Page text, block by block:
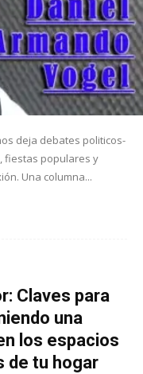
deja debates politicos-
fiestas populares y
Una columna...
Claves para
una
los espacios
de tu hogar